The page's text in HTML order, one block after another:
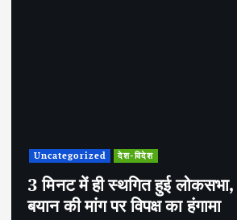
Uncategorized देश-विदेश
3 मिनट में ही स्थगित हुई
बयान की मांग पर विपक्ष का हंगामा